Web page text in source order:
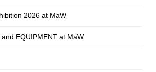
2026 at MaW
and EQUIPMENT at MaW